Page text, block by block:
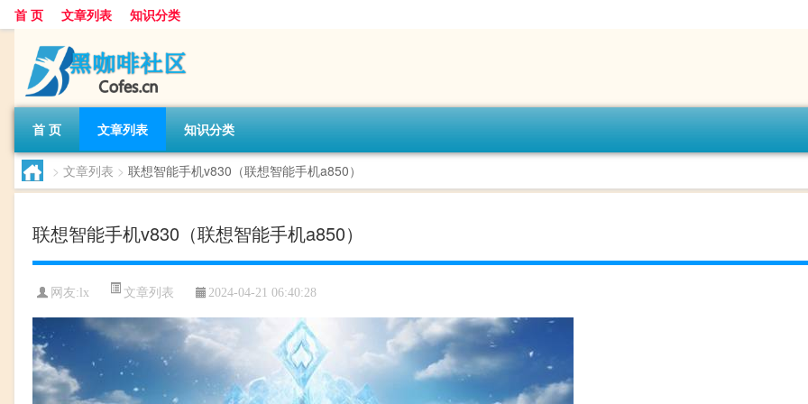
首 页 文章列表 知识分类
首 页 文章列表 知识分类
> 文章列表 > 联想智能手机v830（联想智能手机a850）
联想智能手机v830（联想智能手机a850）
网友: lx 文章列表 2024-04-21 06:40:28